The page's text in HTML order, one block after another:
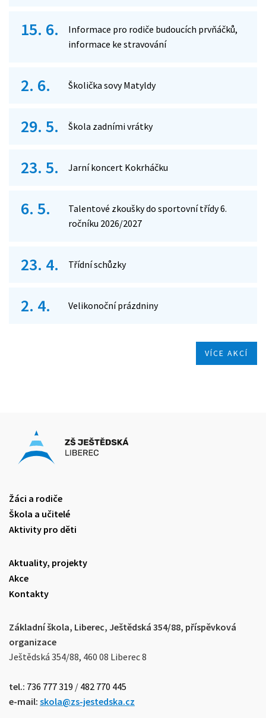
15. 6.
Informace pro rodiče budoucích prvňáčků,
informace ke stravování
2. 6. Školička sovy Matyldy
29. 5. Škola zadními vrátky
23. 5. Jarní koncert Kokrháčku
6. 5.
Talentové zkoušky do sportovní třídy 6.
ročníku 2026/2027
23. 4. Třídní schůzky
2. 4. Velikonoční prázdniny
VÍCE AKCÍ
Žáci a rodiče
Škola a učitelé
Aktivity pro děti
Aktuality, projekty
Akce
Kontakty
Základní škola, Liberec, Ještědská 354/88, příspěvková
organizace
Ještědská 354/88, 460 08 Liberec 8
tel.: 736 777 319 / 482 770 445
e-mail: skola@zs-jestedska.cz